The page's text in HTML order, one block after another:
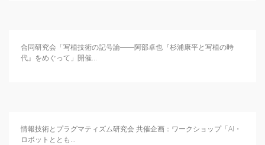
合同研究会「写植技術の記号論――阿部卓也『杉浦康平と写植の時
代』をめぐって」開催...
情報技術とプラグマティズム研究会 共催企画：ワークショップ「AI・
ロボットととも...